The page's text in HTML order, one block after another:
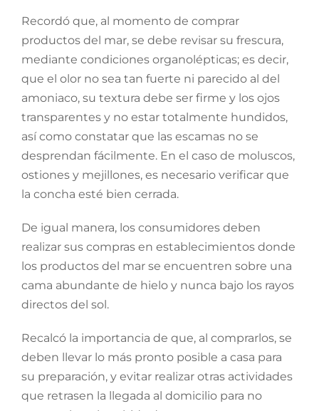
Recordó que, al momento de comprar
productos del mar, se debe revisar su frescura,
mediante condiciones organolépticas; es decir,
que el olor no sea tan fuerte ni parecido al del
amoniaco, su textura debe ser firme y los ojos
transparentes y no estar totalmente hundidos,
así como constatar que las escamas no se
desprendan fácilmente. En el caso de moluscos,
ostiones y mejillones, es necesario verificar que
la concha esté bien cerrada.
De igual manera, los consumidores deben
realizar sus compras en establecimientos donde
los productos del mar se encuentren sobre una
cama abundante de hielo y nunca bajo los rayos
directos del sol.
Recalcó la importancia de que, al comprarlos, se
deben llevar lo más pronto posible a casa para
su preparación, y evitar realizar otras actividades
que retrasen la llegada al domicilio para no